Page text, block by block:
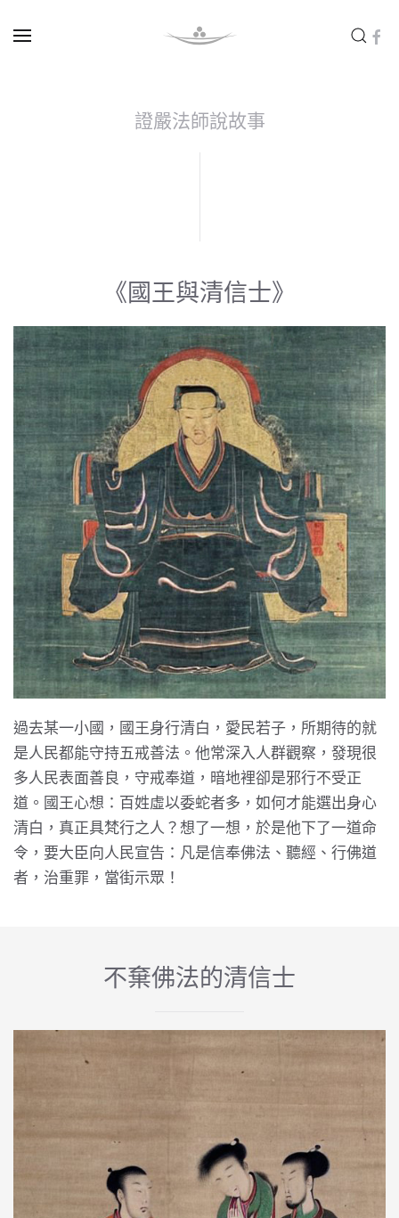
證嚴法師說故事
《國王與清信士》
過去某一小國，國王身行清白，愛民若子，所期待的就
是人民都能守持五戒善法。他常深入人群觀察，發現很
多人民表面善良，守戒奉道，暗地裡卻是邪行不受正
道。國王心想：百姓虛以委蛇者多，如何才能選出身心
清白，真正具梵行之人？想了一想，於是他下了一道命
令，要大臣向人民宣告：凡是信奉佛法、聽經、行佛道
者，治重罪，當街示眾！
不棄佛法的清信士